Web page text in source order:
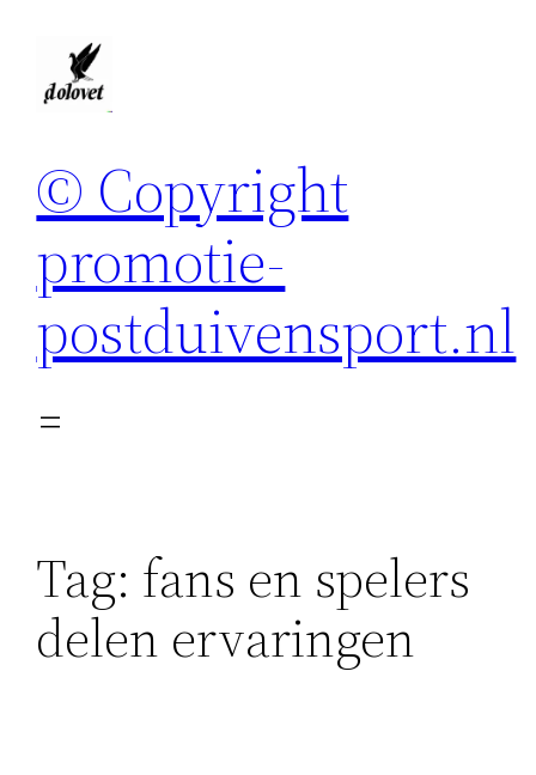
© Copyright
promotie-
postduivensport.nl
Tag: fans en spelers
delen ervaringen